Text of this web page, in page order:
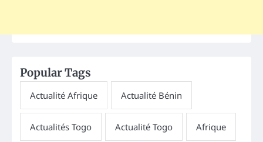
Popular Tags